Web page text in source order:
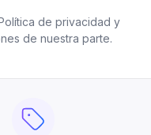
de privacidad y
de nuestra parte.